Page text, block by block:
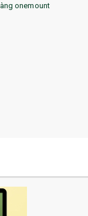
onemount